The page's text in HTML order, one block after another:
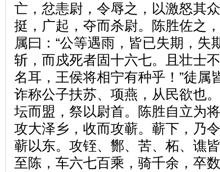
亡，忿恚尉，令辱之，以激怒其
挺，广起，夺而杀尉。陈胜佐之
属曰：“公等遇雨，皆已失期，失
斩，而戍死者固十六七。且壮士
名耳，王侯将相宁有种乎！”徒属
诈称公子扶苏、项燕，从民欲也
坛而盟，祭以尉首。陈胜自立为
攻大泽乡，收而攻蕲。蕲下，乃
蕲以东。攻铚、酂、苦、柘、谯
至陈，车六七百乘，骑千余，卒